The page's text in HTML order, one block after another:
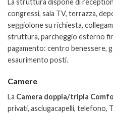
La struttura dispone di
congressi, sala TV, terrazza,
seggiolone su richiesta,
struttura, parcheggio esterno
pagamento: centro benessere,
esaurimento posti.
Camere
La Camera doppia/tripla
privati, asciugacapelli, telefono,